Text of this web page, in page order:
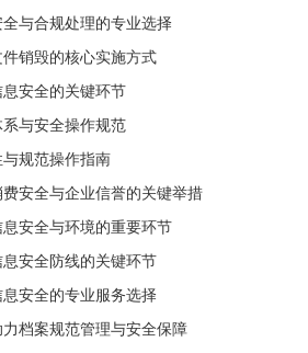
与合规处理的专业选择
销毁的核心实施方式
安全的关键环节
与安全操作规范
规范操作指南
安全与企业信誉的关键举措
安全与环境的重要环节
安全防线的关键环节
安全的专业服务选择
档案规范管理与安全保障